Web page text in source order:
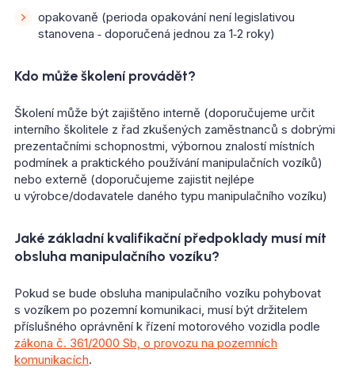
opakovaně (perioda opakování není legislativou
stanovena ‑ doporučená jednou za 1‑2 roky)
Kdo může školení provádět?
Školení může být zajištěno interně (doporučujeme určit
interního školitele z řad zkušených zaměstnanců s dobrými
prezentačními schopnostmi, výbornou znalostí místních
podmínek a praktického používání manipulačních vozíků)
nebo externě (doporučujeme zajistit nejlépe
u výrobce/dodavatele daného typu manipulačního vozíku)
Jaké základní kvalifikační předpoklady musí mít
obsluha manipulačního vozíku?
Pokud se bude obsluha manipulačního vozíku pohybovat
s vozíkem po pozemní komunikaci, musí být držitelem
příslušného oprávnění k řízení motorového vozidla podle
zákona č. 361/2000 Sb, o provozu na pozemních
komunikacích.